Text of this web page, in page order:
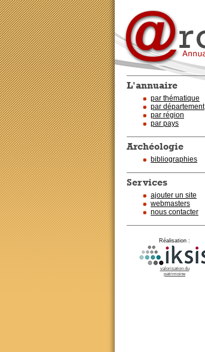
L'annuaire
par thématique
par département
par région
par pays
Archéologie
bibliographies
Services
ajouter un site
webmasters
nous contacter
Réalisation :
valorisation du
patrimoine